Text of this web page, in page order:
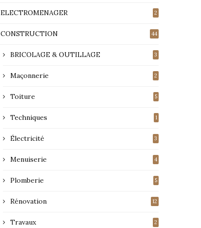
ELECTROMENAGER 2
CONSTRUCTION 44
BRICOLAGE & OUTILLAGE 3
Maçonnerie 2
Toiture 5
Techniques 1
Électricité 3
Menuiserie 4
Plomberie 5
Rénovation 12
Travaux 2